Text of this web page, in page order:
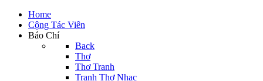
Home
Cộng Tác Viên
Báo Chí
Back
Thơ
Thơ Tranh
Tranh Thơ Nhạc